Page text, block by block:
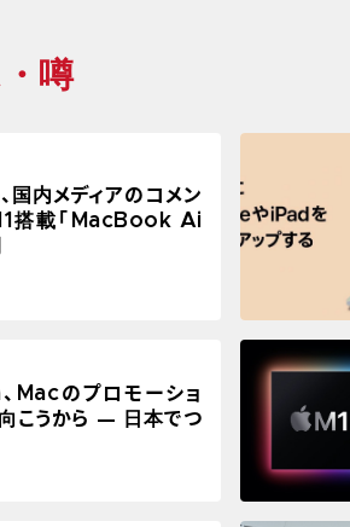
噂
内メディアのコメン
搭載「MacBook Ai
Macのプロモーショ
こうから — 日本でつ